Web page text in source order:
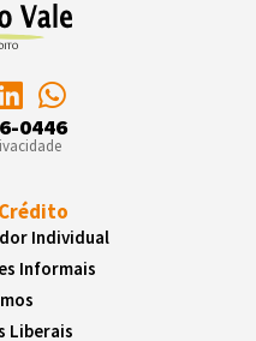
0446
Individual
Informais
Liberais